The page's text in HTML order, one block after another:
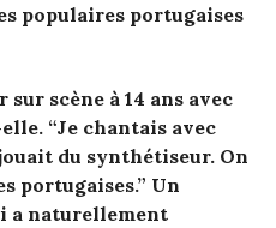
populaires portugaises
sur scène à 14 ans avec
“Je chantais avec
du synthétiseur. On
portugaises.” Un
a naturellement